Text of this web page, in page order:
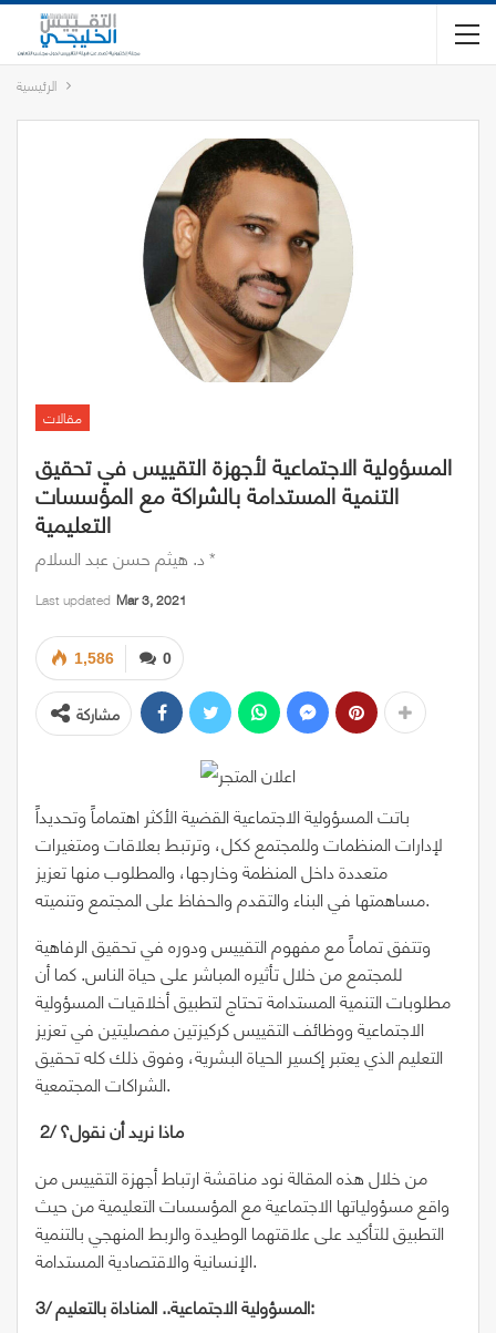
الرئيسية
مقالات
المسؤولية الاجتماعية لأجهزة التقييس في تحقيق
التنمية المستدامة بالشراكة مع المؤسسات
التعليمية
د. هيثم حسن عبد السلام *
Last updated Mar 3, 2021
0
1,586
مشاركة
باتت المسؤولية الاجتماعية القضية الأكثر اهتماماً وتحديداً
لإدارات المنظمات وللمجتمع ككل، وترتبط بعلاقات ومتغيرات
متعددة داخل المنظمة وخارجها، والمطلوب منها تعزيز
مساهمتها في البناء والتقدم والحفاظ على المجتمع وتنميته.
وتتفق تماماً مع مفهوم التقييس ودوره في تحقيق الرفاهية
للمجتمع من خلال تأثيره المباشر على حياة الناس. كما أن
مطلوبات التنمية المستدامة تحتاج لتطبيق أخلاقيات المسؤولية
الاجتماعية ووظائف التقييس كركيزتين مفصليتين في تعزيز
التعليم الذي يعتبر إكسير الحياة البشرية، وفوق ذلك كله تحقيق
الشراكات المجتمعية.
2/ ماذا نريد أن نقول؟
من خلال هذه المقالة نود مناقشة ارتباط أجهزة التقييس من
واقع مسؤولياتها الاجتماعية مع المؤسسات التعليمية من حيث
التطبيق للتأكيد على علاقتهما الوطيدة والربط المنهجي بالتنمية
الإنسانية والاقتصادية المستدامة.
3/ المسؤولية الاجتماعية.. المناداة بالتعليم: